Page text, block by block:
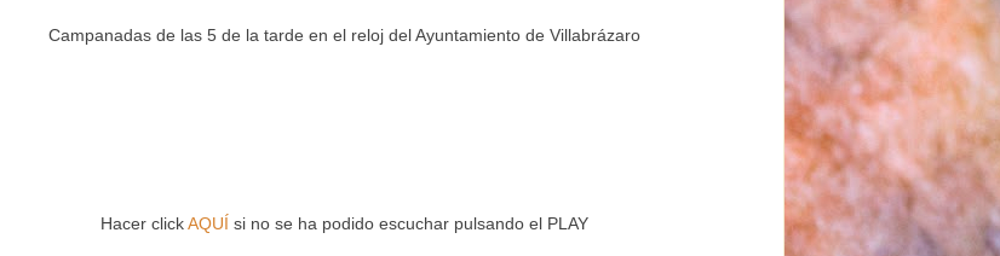
Campanadas de las 5 de la tarde en el reloj del Ayuntamiento de Villabrázaro
Hacer clickAQUÍ si no se ha podido escuchar pulsando el PLAY